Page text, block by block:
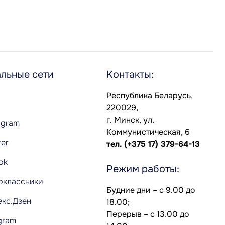
сети Контакты:
Республика Беларусь,
220029,
г. Минск, ул.
Коммунистическая, 6
тел. (+375 17) 379-64-13
Режим работы:
Будние дни – с 9.00 до
18.00;
Перерыв – с 13.00 до